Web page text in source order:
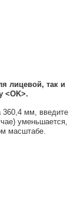
лицевой, так и
<OK>.
360,4 мм, введите
уменьшается,
масштабе.